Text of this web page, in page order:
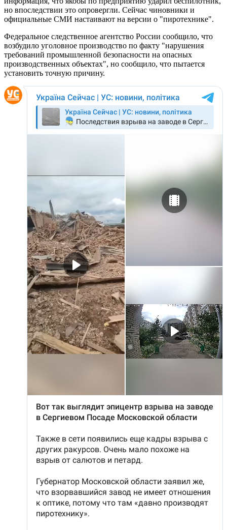
но впоследствии это опровергли. Сейчас чиновники и
официальные СМИ настаивают на версии о "пиротехнике".
Федеральное следственное агентство России сообщило, что
возбудило уголовное производство по факту "нарушения
требований промышленной безопасности на опасных
производственных объектах", но сообщило, что пытается
установить точную причину.